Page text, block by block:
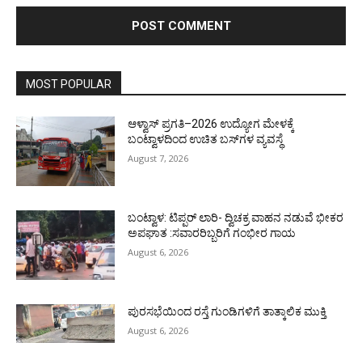
MOST POPULAR
ಆಳ್ವಾಸ್ ಪ್ರಗತಿ–2026 ಉದ್ಯೋಗ ಮೇಳಕ್ಕೆ
ಬಂಟ್ವಾಳದಿಂದ ಉಚಿತ ಬಸ್‌ಗಳ ವ್ಯವಸ್ಥೆ
August 7, 2026
ಬಂಟ್ವಾಳ: ಟಿಪ್ಪರ್ ಲಾರಿ- ದ್ವಿಚಕ್ರ ವಾಹನ ನಡುವೆ ಭೀಕರ
ಅಪಘಾತ :ಸವಾರರಿಬ್ಬರಿಗೆ ಗಂಭೀರ ಗಾಯ
August 6, 2026
ಪುರಸಭೆಯಿಂದ ರಸ್ತೆ ಗುಂಡಿಗಳಿಗೆ ತಾತ್ಕಾಲಿಕ ಮುಕ್ತಿ
August 6, 2026